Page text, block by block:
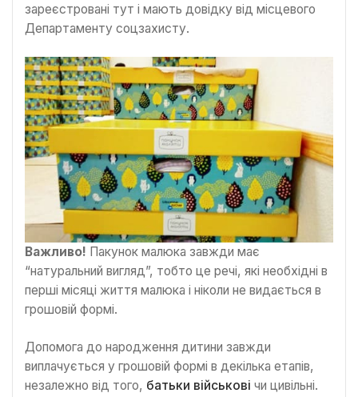
зареєстровані тут і мають довідку від місцевого
Департаменту соцзахисту.
Важливо! Пакунок малюка завжди має
“натуральний вигляд”, тобто це речі, які необхідні в
перші місяці життя малюка і ніколи не видається в
грошовій формі.
Допомога до народження дитини завжди
виплачується у грошовій формі в декілька етапів,
незалежно від того, батьки військові чи цивільні.